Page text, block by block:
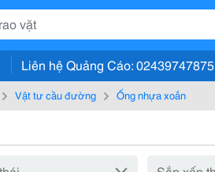
Liên hệ Quảng Cáo: 02439747875
Vật tư cầu đường Ống nhựa xoắn